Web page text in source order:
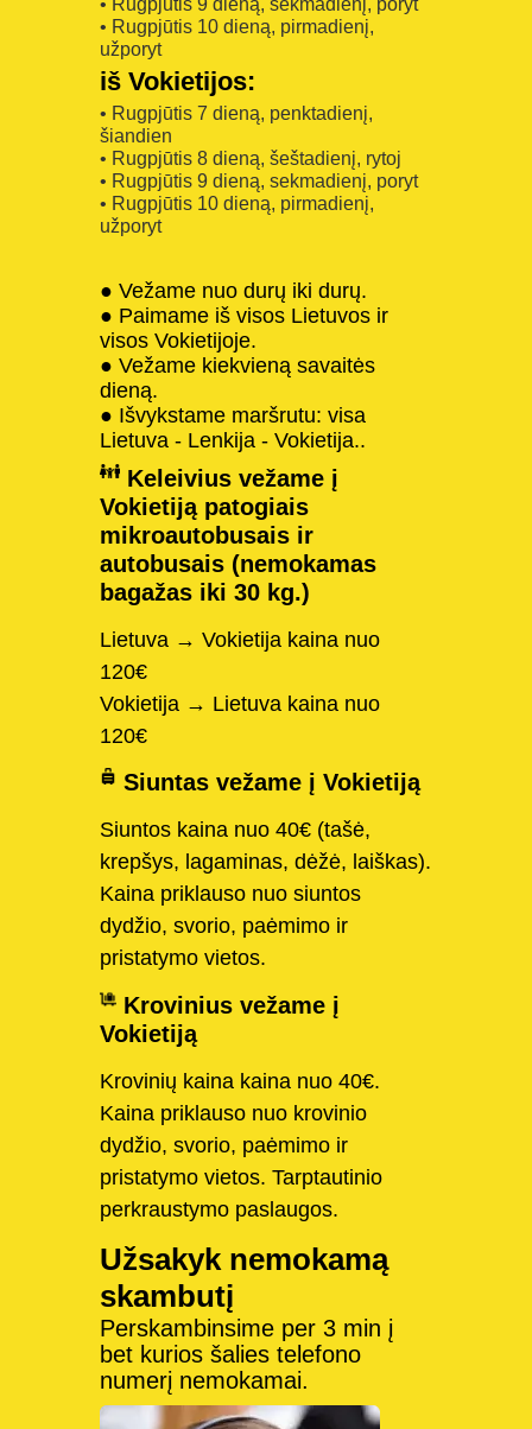
• Rugpjūtis 10 dieną, pirmadienį,
užporyt
iš Vokietijos:
• Rugpjūtis 7 dieną, penktadienį,
šiandien
• Rugpjūtis 8 dieną, šeštadienį, rytoj
• Rugpjūtis 9 dieną, sekmadienį, poryt
• Rugpjūtis 10 dieną, pirmadienį,
užporyt
● Vežame nuo durų iki durų.
● Paimame iš visos Lietuvos ir
visos Vokietijoje.
● Vežame kiekvieną savaitės
dieną.
● Išvykstame maršrutu: visa
Lietuva - Lenkija - Vokietija..
Keleivius vežame į
Vokietiją patogiais
mikroautobusais ir
autobusais (nemokamas
bagažas iki 30 kg.)
Lietuva → Vokietija kaina nuo
120€
Vokietija → Lietuva kaina nuo
120€
Siuntas vežame į Vokietiją
Siuntos kaina nuo 40€ (tašė,
krepšys, lagaminas, dėžė, laiškas).
Kaina priklauso nuo siuntos
dydžio, svorio, paėmimo ir
pristatymo vietos.
Krovinius vežame į
Vokietiją
Krovinių kaina kaina nuo 40€.
Kaina priklauso nuo krovinio
dydžio, svorio, paėmimo ir
pristatymo vietos. Tarptautinio
perkraustymo paslaugos.
Užsakyk nemokamą
skambutį
Perskambinsime per 3 min į
bet kurios šalies telefono
numerį nemokamai.